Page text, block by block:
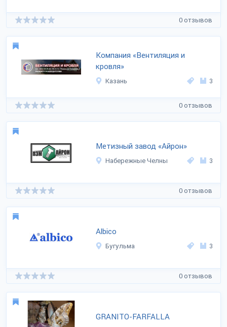
0 отзывов
Компания «Вентиляция и
кровля»
Казань 3
0 отзывов
Метизный завод «Айрон»
Набережные Челны 3
0 отзывов
Albico
Бугульма 3
0 отзывов
GRANITO-FARFALLA